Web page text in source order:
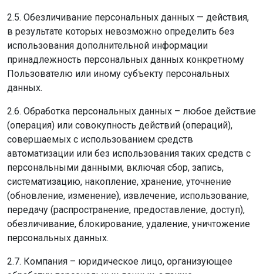
2.5. Обезличивание персональных данных — действия,
в результате которых невозможно определить без
использования дополнительной информации
принадлежность персональных данных конкретному
Пользователю или иному субъекту персональных
данных.
2.6. Обработка персональных данных – любое действие
(операция) или совокупность действий (операций),
совершаемых с использованием средств
автоматизации или без использования таких средств с
персональными данными, включая сбор, запись,
систематизацию, накопление, хранение, уточнение
(обновление, изменение), извлечение, использование,
передачу (распространение, предоставление, доступ),
обезличивание, блокирование, удаление, уничтожение
персональных данных.
2.7. Компания – юридическое лицо, организующее